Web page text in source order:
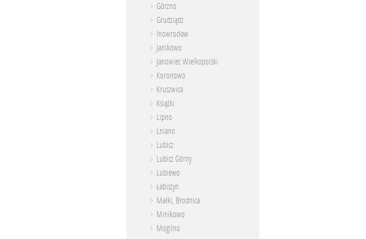
Górzno
Grudziądz
Inowrocław
Janikowo
Janowiec Wielkopolski
Koronowo
Kruszwica
Książki
Lipno
Lniano
Lubicz
Lubicz Górny
Lubiewo
Łabiszyn
Małki, Brodnica
Minikowo
Mogilno